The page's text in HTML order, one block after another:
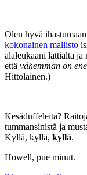
Olen hyvä
kokonainen mallisto
alaleukaani lattialta ja
että vähemmän on
Hittolainen.)
Kesäduffeleita?
tummansinistä ja
Kyllä, kyllä, kyllä.
Howell, pue minut.